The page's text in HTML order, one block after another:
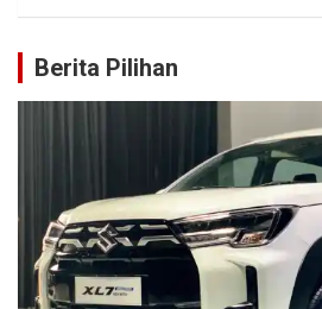
Berita Pilihan